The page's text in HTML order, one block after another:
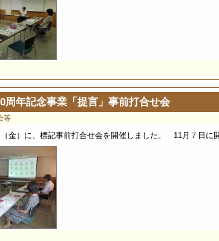
周年記念事業「提言」事前打合せ会
等
（金）に、標記事前打合せ会を開催しました。 11月７日に